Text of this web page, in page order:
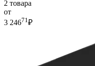
2 товара
от
3 24671 ₽